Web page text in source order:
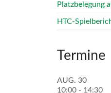
Platzbelegung
HTC-
Termine
AUG. 30
10:00 - 14:30